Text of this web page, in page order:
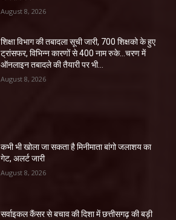
August 8, 2026
शिक्षा विभाग की तबादला सूची जारी, 700 शिक्षको के हुए
ट्रांसफर, विभिन्न कारणों से 400 नाम रुके…चरण में
ऑनलाइन तबादले की तैयारी पर भी...
August 8, 2026
कभी भी खोला जा सकता है मिनीमाता बांगो जलाशय का
गेट, अलर्ट जारी
August 8, 2026
सर्वाइकल कैंसर से बचाव की दिशा में छत्तीसगढ़ की बड़ी